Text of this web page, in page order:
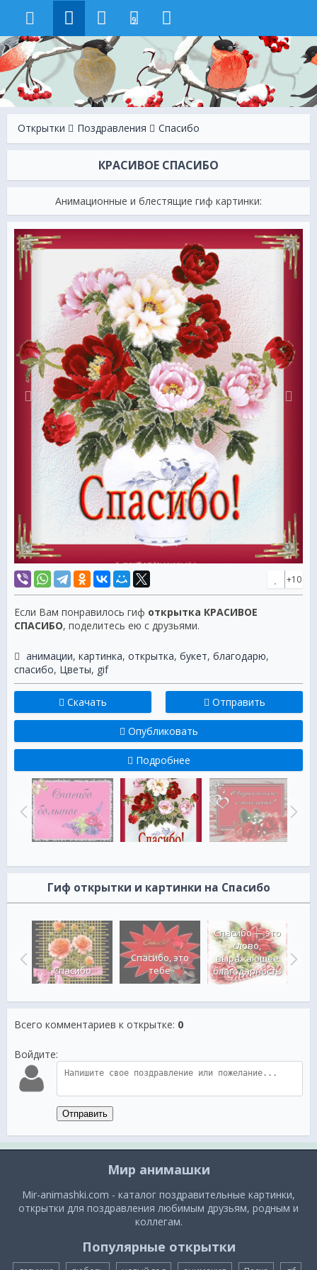
9
Открытки Поздравления Спасибо
КРАСИВОЕ СПАСИБО
Анимационные и блестящие гиф картинки:
+10
Если Вам понравилось гиф открытка КРАСИВОЕ
СПАСИБО, поделитесь ею с друзьями.
анимации, картинка, открытка, букет, благодарю,
спасибо, Цветы, gif
Скачать Отправить
Опубликовать
Подробнее
Гиф открытки и картинки на Спасибо
Спасибо
Спасибо, это
тебе
Спасибо — это
слово,
выражающее
благодарность
Всего комментариев к открытке: 0
Войдите:
Отправить
Мир анимашки
Mir-animashki.com - каталог поздравительные картинки,
открытки для поздравления любимым друзьям, родным и
коллегам.
Популярные открытки